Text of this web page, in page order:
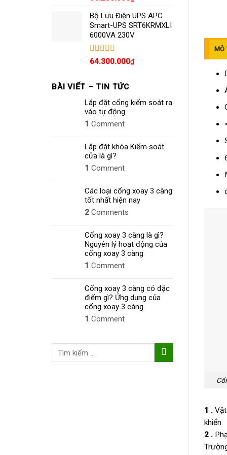
sao
Bộ Lưu Điện UPS APC
Smart-UPS SRT6KRMXLI
6000VA 230V
Được xếp
64.300.000₫
BÀI VIẾT – TIN TỨC
Lắp đặt cổng kiểm soát ra
vào tự động
1 Comment
Lắp đặt khóa Kiểm soát
cửa là gì?
1 Comment
Các loại cổng xoay 3 càng
tốt nhất hiện nay
2 Comments
Cổng xoay 3 càng là gì?
Nguyên lý hoạt động của
cổng xoay 3 càng
1 Comment
Cổng xoay 3 càng có đặc
điểm gì? Ứng dụng của
cổng xoay 3 càng
1 Comment
Tìm
MÔ
1 .
khiển
2 .